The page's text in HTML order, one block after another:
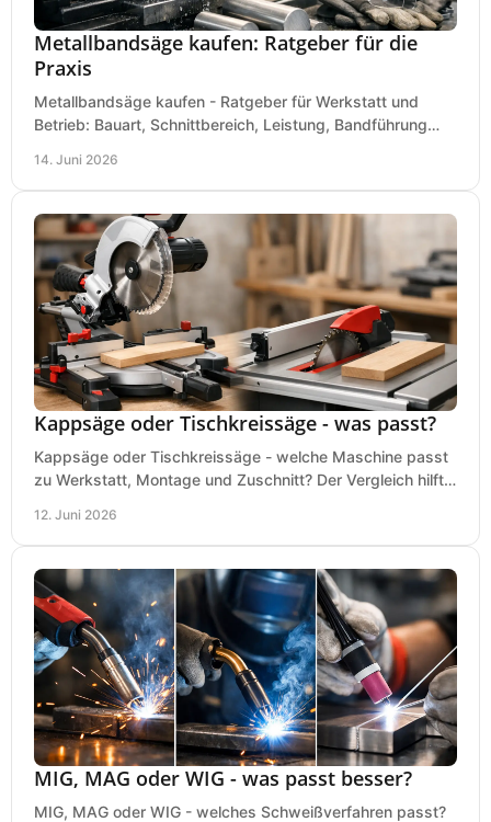
Metallbandsäge kaufen: Ratgeber für die
Praxis
Metallbandsäge kaufen - Ratgeber für Werkstatt und
Betrieb: Bauart, Schnittbereich, Leistung, Bandführung
14. Juni 2026
Kappsäge oder Tischkreissäge - was passt?
Kappsäge oder Tischkreissäge - welche Maschine passt
zu Werkstatt, Montage und Zuschnitt? Der Vergleich hilft
12. Juni 2026
MIG, MAG oder WIG - was passt besser?
MIG, MAG oder WIG - welches Schweißverfahren passt?